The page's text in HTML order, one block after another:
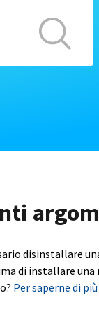
disinstallare
di installare una
Per saperne di più